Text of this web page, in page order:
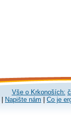
Vše o Krkonoších:
Napište nám Co je